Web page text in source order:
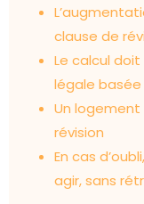
clause de
Le calcul
légale basée
Un logement
révision
En cas
agir, sans